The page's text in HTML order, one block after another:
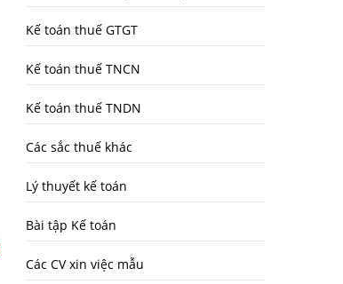
Kế toán thuế GTGT
Kế toán thuế TNCN
Kế toán thuế TNDN
Các sắc thuế khác
Lý thuyết kế toán
Bài tập Kế toán
Các CV xin việc mẫu